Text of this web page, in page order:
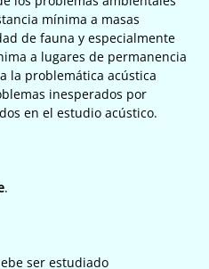
mínima a masas
de fauna y especialmente
a lugares de permanencia
la problemática acústica
inesperados por
en el estudio acústico.
.
ser estudiado